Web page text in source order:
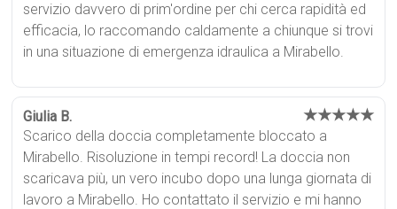
servizio davvero di prim'ordine per chi cerca rapidità ed
efficacia, lo raccomando caldamente a chiunque si trovi
in una situazione di emergenza idraulica a Mirabello.
Giulia B. ★★★★★
Scarico della doccia completamente bloccato a
Mirabello. Risoluzione in tempi record! La doccia non
scaricava più, un vero incubo dopo una lunga giornata di
lavoro a Mirabello. Ho contattato il servizio e mi hanno